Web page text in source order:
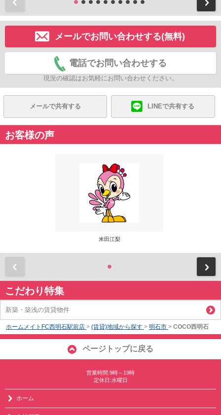
メールでお問い合わせする(無料)
電話でお問い合わせする
現況の確認はお気軽にお問い合わせください。
メールで共有する LINEで共有する
お客様の声
米田江梨
こだわり特集
新築・築浅の賃貸物件
ホームメイトFC西明石駅前店 > (賃貸)地域から探す > 明石市 > COCO西明石
ページトップに戻る
営業時間:9時～19時
定休日:水曜日
ホーム